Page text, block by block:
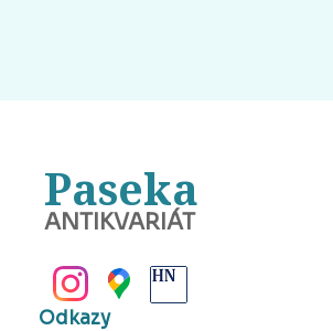
Paseka
ANTIKVARIÁT
Odkazy